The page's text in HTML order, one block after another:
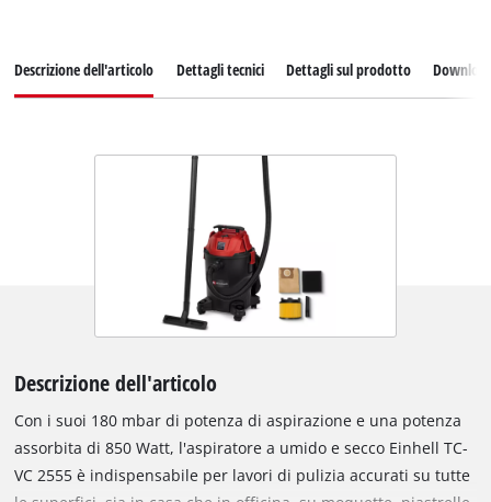
Descrizione dell'articolo Dettagli tecnici Dettagli sul prodotto
Descrizione dell'articolo
Con i suoi 180 mbar di potenza di aspirazione e una potenza
assorbita di 850 Watt, l'aspiratore a umido e secco Einhell TC-
VC 2555 è indispensabile per lavori di pulizia accurati su tutte